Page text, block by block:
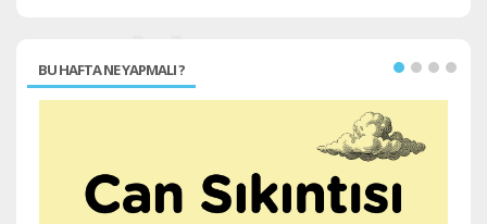
BU HAFTA NE YAPMALI ?